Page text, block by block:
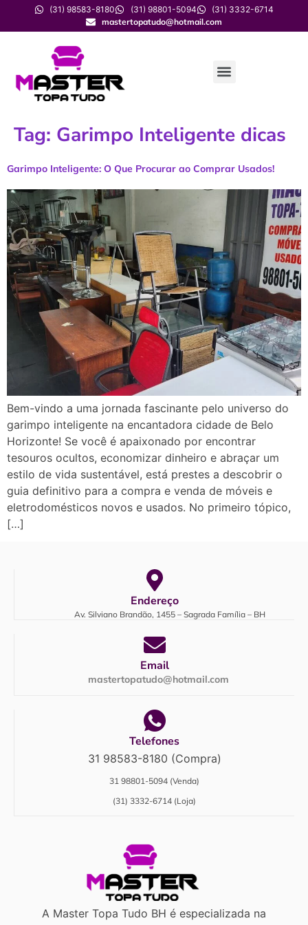
(31) 98583-8180 (31) 98801-5094
(31) 3332-6714
mastertopatudo@hotmail.com
Tag: Garimpo Inteligente dicas
Garimpo Inteligente: O Que Procurar ao Comprar Usados!
Bem-vindo a uma jornada fascinante pelo universo do
garimpo inteligente na encantadora cidade de Belo
Horizonte! Se você é apaixonado por encontrar
tesouros ocultos, economizar dinheiro e abraçar um
estilo de vida sustentável, está prestes a descobrir o
guia definitivo para a compra e venda de móveis e
eletrodomésticos novos e usados. No primeiro tópico,
[…]
Endereço
Av. Silviano Brandão, 1455 – Sagrada Família – BH
Email
mastertopatudo@hotmail.com
Telefones
31 98583-8180 (Compra)
31 98801-5094 (Venda)
(31) 3332-6714 (Loja)
A Master Topa Tudo BH é especializada na